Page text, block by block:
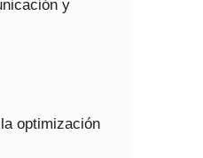
y
optimización